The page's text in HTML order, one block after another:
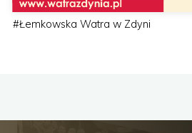
#Łemkowska Watra w Zdyni